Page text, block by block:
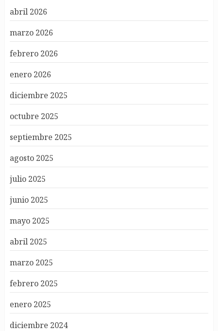
abril 2026
marzo 2026
febrero 2026
enero 2026
diciembre 2025
octubre 2025
septiembre 2025
agosto 2025
julio 2025
junio 2025
mayo 2025
abril 2025
marzo 2025
febrero 2025
enero 2025
diciembre 2024